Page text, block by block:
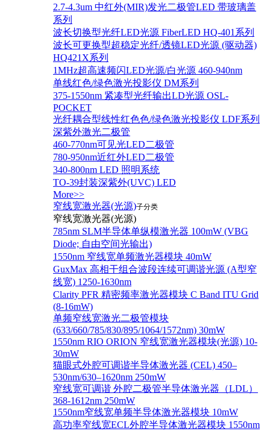
2.7-4.3um 中红外(MIR)发光二极管LED 带玻璃盖
系列
波长切换型光纤LED光源 FiberLED HQ-401系列
波长可更换型超稳定光纤/透镜LED光源 (驱动器)
HQ421X系列
1MHz超高速频闪LED光源/白光源 460-940nm
单线红色/绿色激光投影仪 DM系列
375-1550nm 紧凑型光纤输出LD光源 OSL-
POCKET
光纤耦合型线性红色色/绿色激光投影仪 LDF系列
深紫外激光二极管
460-770nm可见光LED二极管
780-950nm近红外LED二极管
340-800nm LED 照明系统
TO-39封装深紫外(UVC) LED
More>>
窄线宽激光器(光源)子分类
窄线宽激光器(光源)
785nm SLM半导体单纵模激光器 100mW (VBG
Diode; 自由空间光输出)
1550nm 窄线宽单频激光器模块 40mW
GuxMax 高相干组合波段连续可调谐光源 (A型窄
线宽) 1250-1630nm
Clarity PFR 精密频率激光器模块 C Band ITU Grid
(8-16mW)
单频窄线宽激光二极管模块
(633/660/785/830/895/1064/1572nm) 30mW
1550nm RIO ORION 窄线宽激光器模块(光源) 10-
30mW
猫眼式外腔可调谐半导体激光器 (CEL) 450–
530nm/630–1620nm 250mW
窄线宽可调谐 外腔二极管半导体激光器（LDL）
368-1612nm 250mW
1550nm窄线宽单频半导体激光器模块 10mW
高功率窄线宽ECL外腔半导体激光器模块 1550nm